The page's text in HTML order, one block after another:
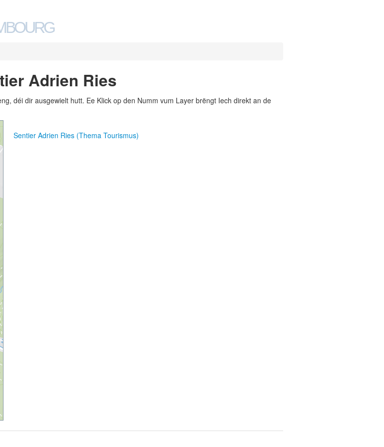
Adrien Ries
déi dir ausgewielt hutt. Ee Klick op den Numm vum Layer brëngt Iech direkt an de
Sentier Adrien Ries (Thema Tourismus)